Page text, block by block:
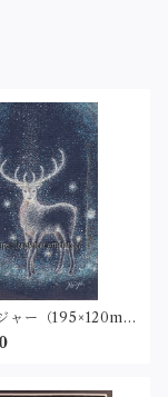
ャー（195×120m